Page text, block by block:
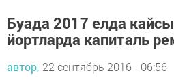
Буада 2017 елда
йортларда капиталь
автор, 22 сентябрь 2016 - 06:56